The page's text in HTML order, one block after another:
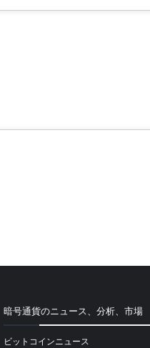
暗号通貨のニュース、分析、市場
ビットコインニュース